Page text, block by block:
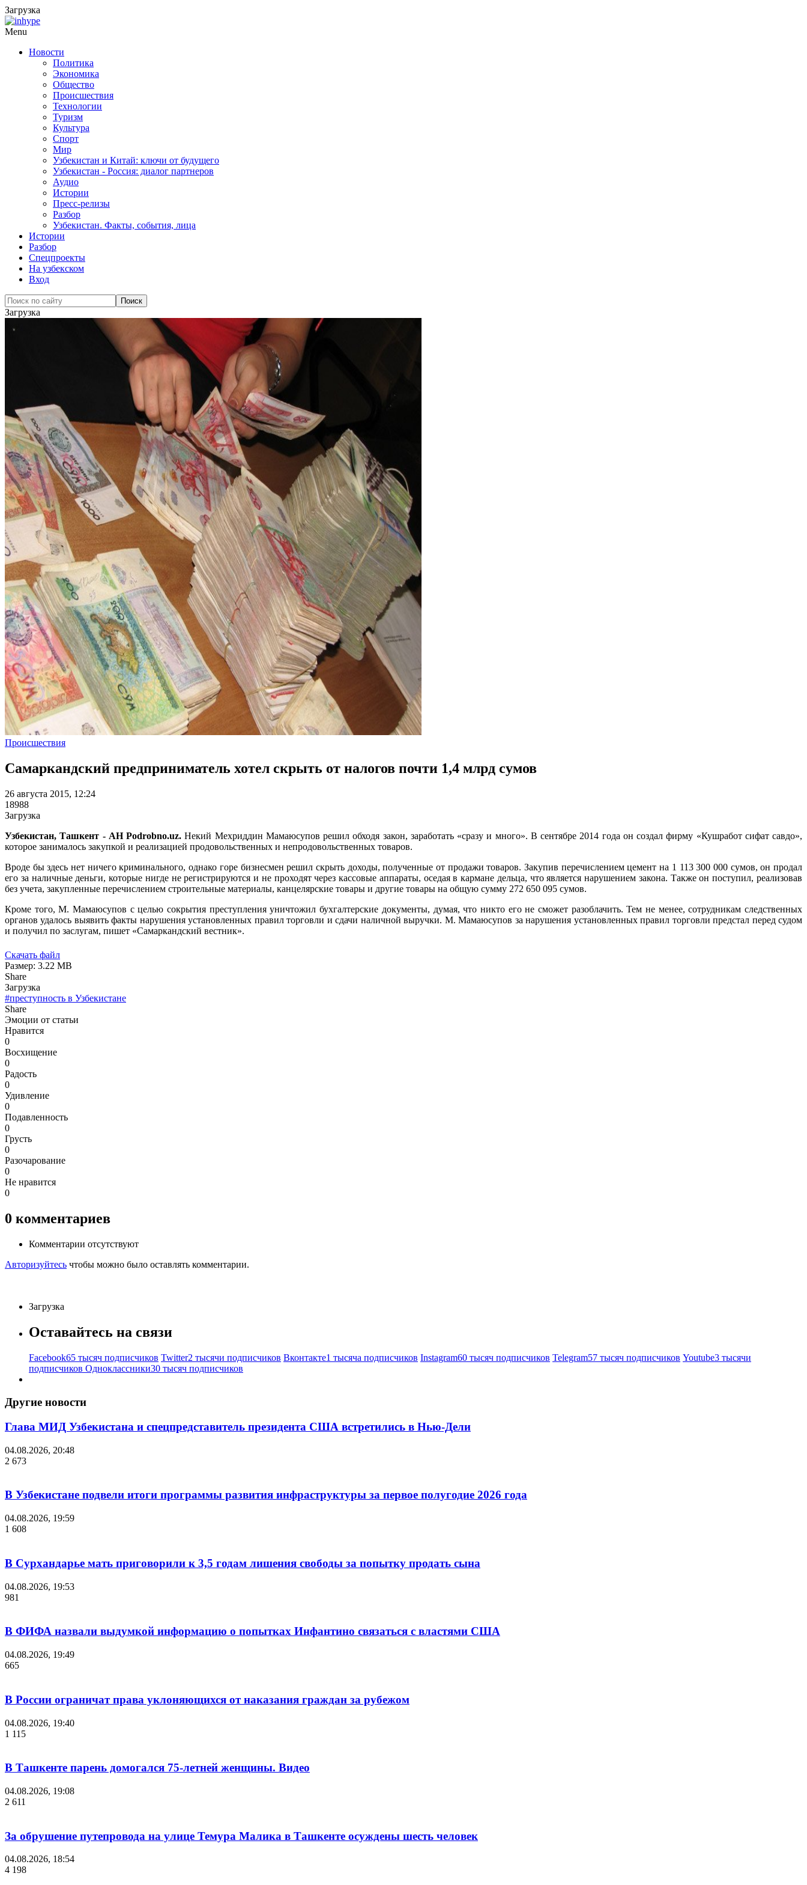
Загрузка
Menu
Новости
Политика
Экономика
Общество
Происшествия
Технологии
Туризм
Культура
Спорт
Мир
Узбекистан и Китай: ключи от будущего
Узбекистан - Россия: диалог партнеров
Аудио
Истории
Пресс-релизы
Разбор
Узбекистан. Факты, события, лица
Истории
Разбор
Спецпроекты
На узбекском
Вход
Загрузка
Происшествия
Самаркандский предприниматель хотел скрыть от налогов почти 1,4 млрд сумов
26 августа 2015, 12:24
18988
Загрузка
Узбекистан, Ташкент - АН Podrobno.uz. Некий Мехриддин Мамаюсупов решил обходя закон, заработать «сразу и много». В сентябре 2014 года он создал фирму «Кушработ сифат савдо»,
которое занималось закупкой и реализацией продовольственных и непродовольственных товаров.
Вроде бы здесь нет ничего криминального, однако горе бизнесмен решил скрыть доходы, полученные от продажи товаров. Закупив перечислением цемент на 1 113 300 000 сумов, он продал
его за наличные деньги, которые нигде не регистрируются и не проходят через кассовые аппараты, оседая в кармане дельца, что является нарушением закона. Также он поступил, реализовав
без учета, закупленные перечислением строительные материалы, канцелярские товары и другие товары на общую сумму 272 650 095 сумов.
Кроме того, М. Мамаюсупов с целью сокрытия преступления уничтожил бухгалтерские документы, думая, что никто его не сможет разоблачить. Тем не менее, сотрудникам следственных
органов удалось выявить факты нарушения установленных правил торговли и сдачи наличной выручки. М. Мамаюсупов за нарушения установленных правил торговли предстал перед судом
и получил по заслугам, пишет «Самаркандский вестник».
Скачать файл
Размер: 3.22 MB
Share
Загрузка
#преступность в Узбекистане
Share
Эмоции от статьи
Нравится
0
Восхищение
0
Радость
0
Удивление
0
Подавленность
0
Грусть
0
Разочарование
0
Не нравится
0
0 комментариев
Комментарии отсутствуют
Авторизуйтесь чтобы можно было оставлять комментарии.
Загрузка
Оставайтесь на связи
Facebook65 тысяч подписчиков Twitter2 тысячи подписчиков Вконтакте1 тысяча подписчиков Instagram60 тысяч подписчиков Telegram57 тысяч подписчиков Youtube3 тысячи
подписчиков Одноклассники30 тысяч подписчиков
Другие новости
Глава МИД Узбекистана и спецпредставитель президента США встретились в Нью-Дели
04.08.2026, 20:48
2 673
В Узбекистане подвели итоги программы развития инфраструктуры за первое полугодие 2026 года
04.08.2026, 19:59
1 608
В Сурхандарье мать приговорили к 3,5 годам лишения свободы за попытку продать сына
04.08.2026, 19:53
981
В ФИФА назвали выдумкой информацию о попытках Инфантино связаться с властями США
04.08.2026, 19:49
665
В России ограничат права уклоняющихся от наказания граждан за рубежом
04.08.2026, 19:40
1 115
В Ташкенте парень домогался 75-летней женщины. Видео
04.08.2026, 19:08
2 611
За обрушение путепровода на улице Темура Малика в Ташкенте осуждены шесть человек
04.08.2026, 18:54
4 198